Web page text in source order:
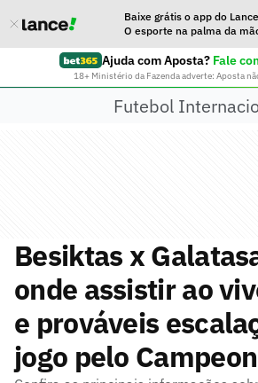
Baixe grátis o app do
O esporte na palma da
Ajuda com Aposta? Fale
18+ Ministério da Fazenda adverte: Aposta
Futebol
Besiktas x
onde assistir ao
e prováveis
jogo pelo